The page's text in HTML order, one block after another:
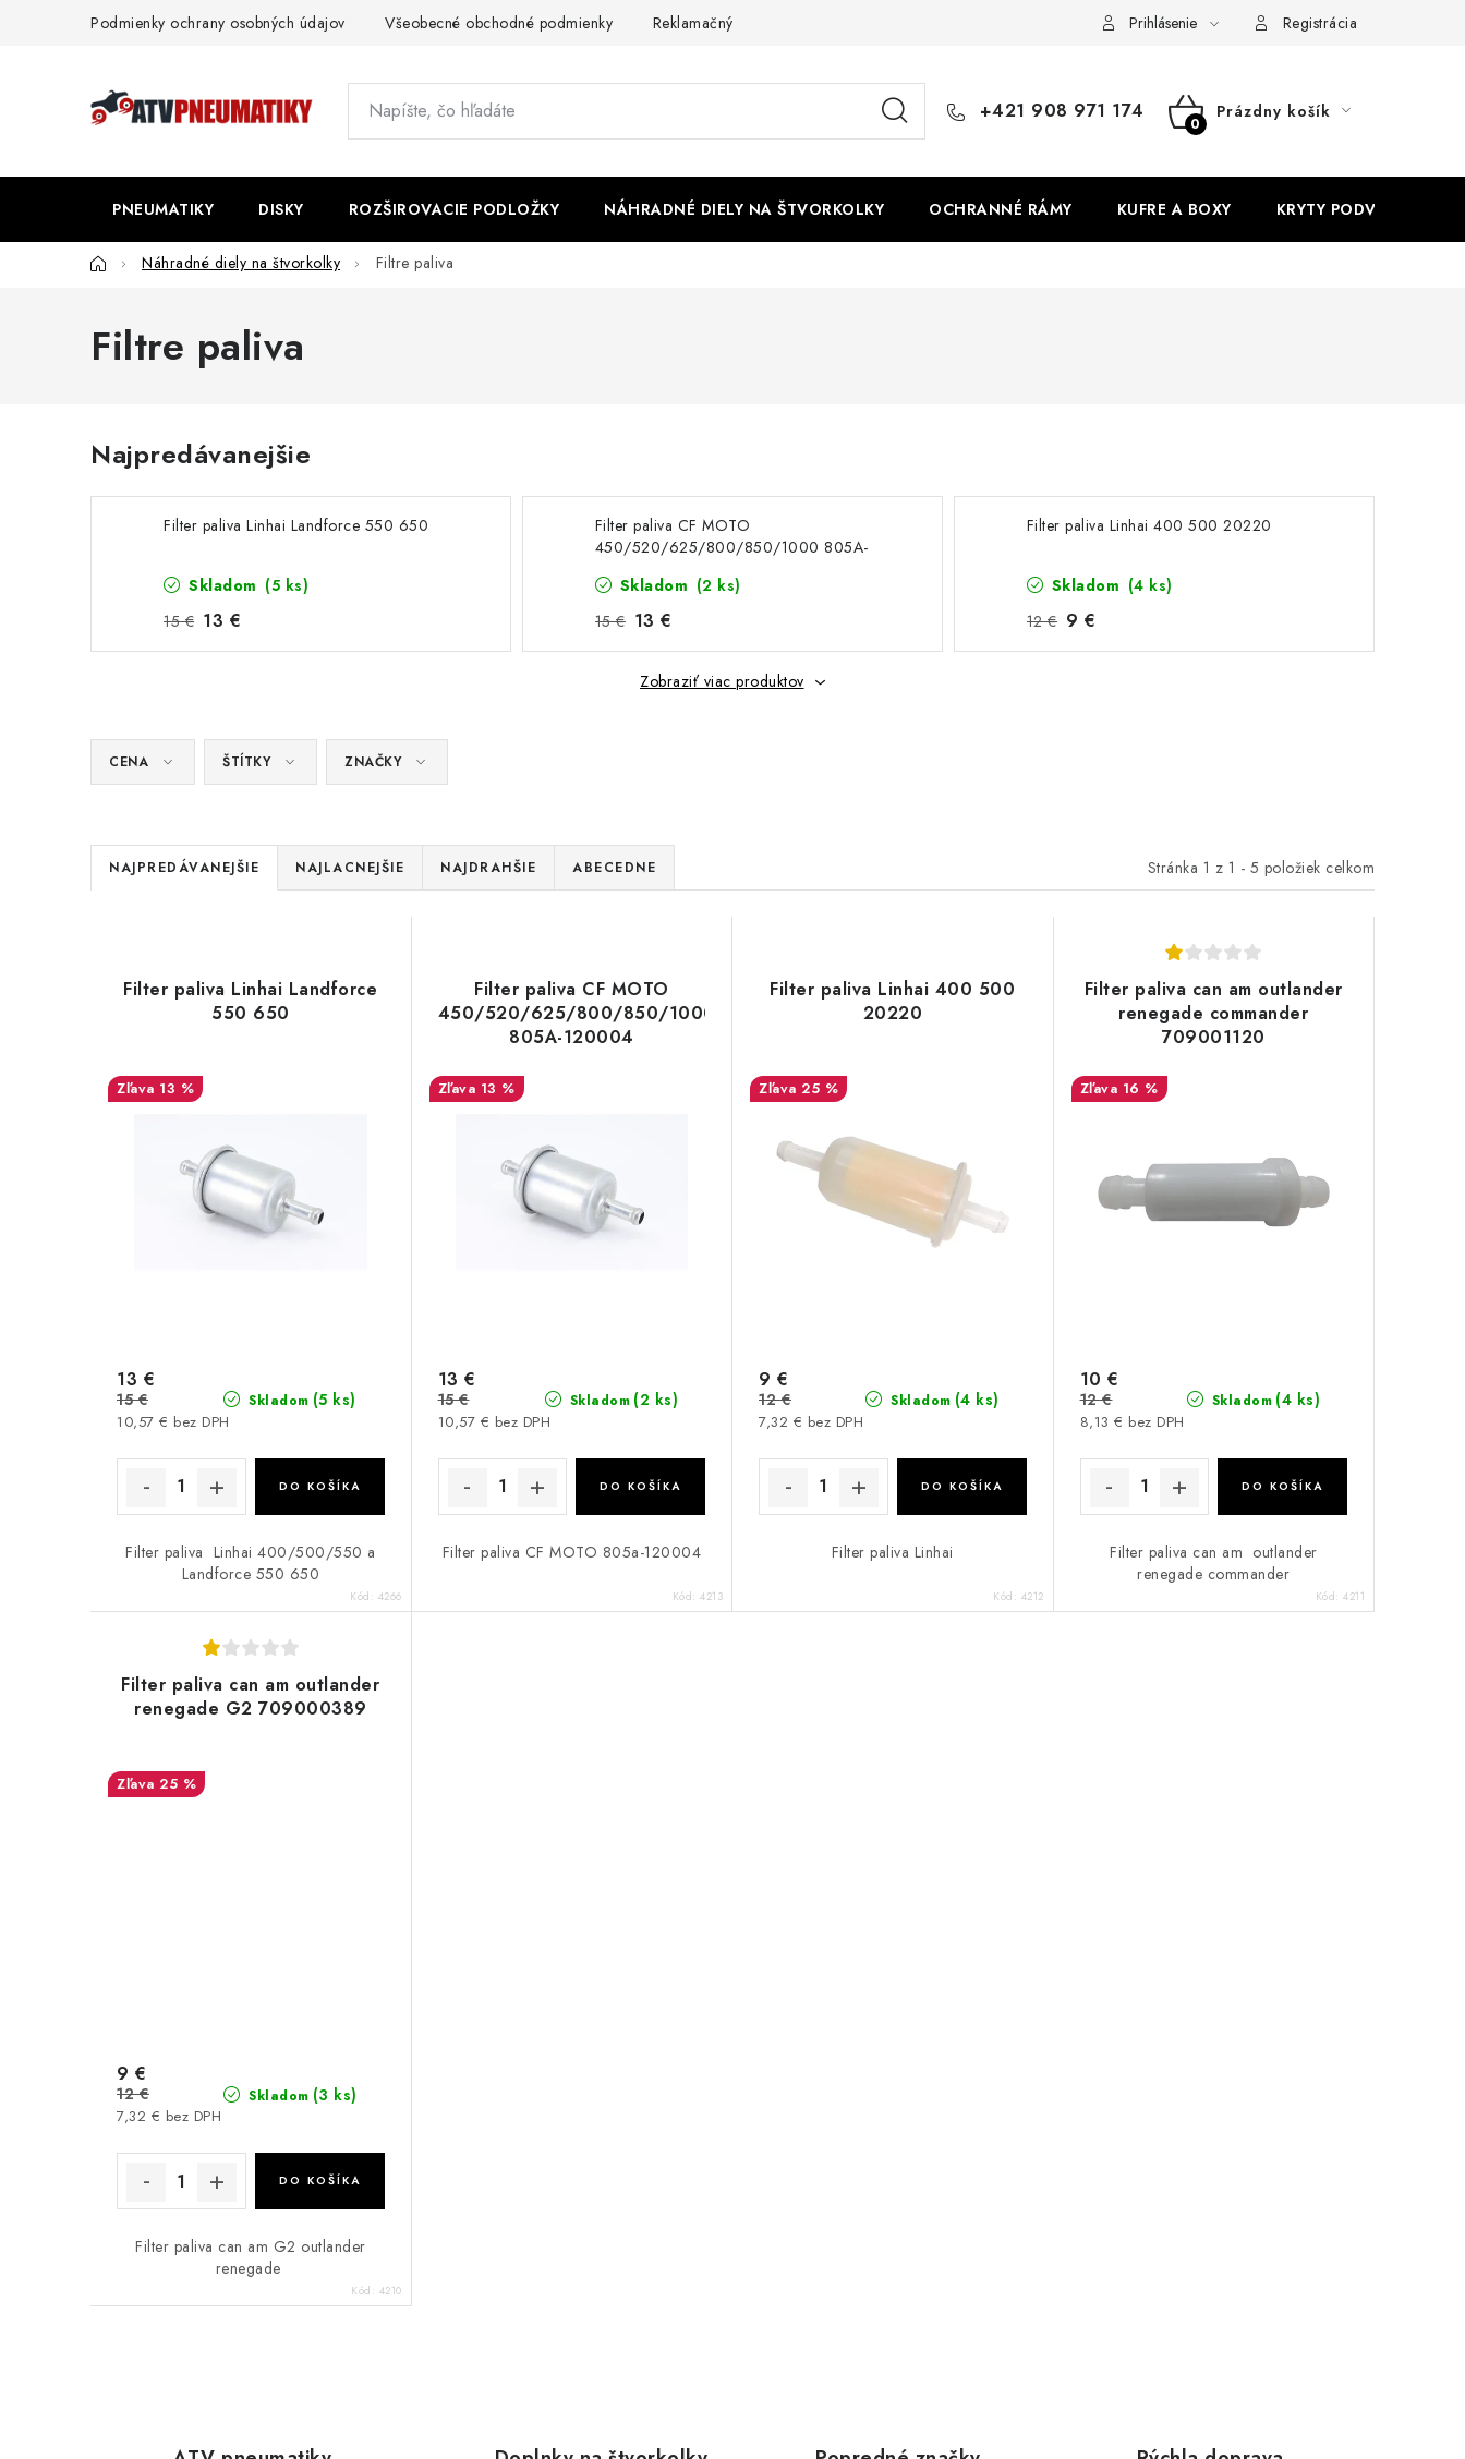
Podmienky ochrany osobných údajov Všeobecné obchodné podmienky Reklamačný poriadok - formulár Prihlásenie Registrácia
+421 908 971 174
NÁKUPNÝ
Prázdny košík
PNEUMATIKY DISKY ROZŠIROVACIE PODLOŽKY NÁHRADNÉ DIELY NA ŠTVORKOLKY OCHRANNÉ RÁMY KUFRE A BOXY KRYTY PODVOZKU
DomovNáhradné diely na štvorkolky Filtre paliva
Filtre paliva
Najpredávanejšie
Filter paliva Linhai Landforce 550 650
Skladom (5 ks)
15 € 13 €
Filter paliva CF MOTO
450/520/625/800/850/1000 805A-
Skladom (2 ks)
15 € 13 €
Filter paliva Linhai 400 500 20220
Skladom (4 ks)
12 € 9 €
Zobraziť viac produktov
CENA ŠTÍTKY ZNAČKY
Stránka 1 z 1 - 5 položiek celkom
R
a
e
NAJPREDÁVANEJŠIE NAJLACNEJŠIE NAJDRAHŠIE ABECEDNE
Filter paliva Linhai Landforce
550 650
13 %
Skladom (5 ks)
10,57 € bez DPH
13 €
15 €
DO KOŠÍKA
Filter paliva Linhai 400/500/550 a
Landforce 550 650
Kód: 4266
Filter paliva CF MOTO
450/520/625/800/850/1000
805A-120004
13 %
Skladom (2 ks)
10,57 € bez DPH
13 €
15 €
DO KOŠÍKA
Filter paliva CF MOTO 805a-120004
Kód: 4213
Filter paliva Linhai 400 500
20220
25 %
Skladom (4 ks)
7,32 € bez DPH
9 €
12 €
DO KOŠÍKA
Filter paliva Linhai
Kód: 4212
Filter paliva can am outlander
renegade commander
709001120
16 %
Skladom (4 ks)
8,13 € bez DPH
10 €
12 €
DO KOŠÍKA
Filter paliva can am outlander
renegade commander
Kód: 4211
Filter paliva can am outlander
renegade G2 709000389
25 %
Skladom (3 ks)
7,32 € bez DPH
9 €
12 €
DO KOŠÍKA
Filter paliva can am G2 outlander
renegade
Kód: 4210